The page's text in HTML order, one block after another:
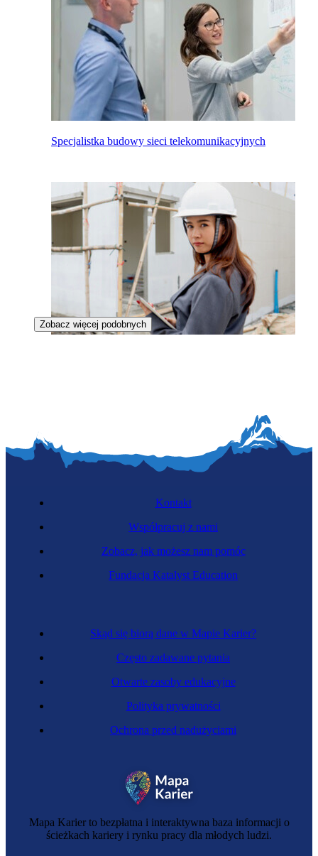
Specjalistka budowy sieci telekomunikacyjnych
Kosztorysantka budowlana
Zawód regulowany
Inżynierka budownictwa kolejowego
Zobacz więcej podobnych
Mapa Karier to bezpłatna i interaktywna baza informacji o
ścieżkach kariery i rynku pracy dla młodych ludzi.
Skąd się biorą dane w Mapie Karier?
Często zadawane pytania
Otwarte zasoby edukacyjne
Polityka prywatności
Ochrona przed nadużyciami
Kontakt
Współpracuj z nami
Zobacz, jak możesz nam pomóc
Fundacja Katalyst Education